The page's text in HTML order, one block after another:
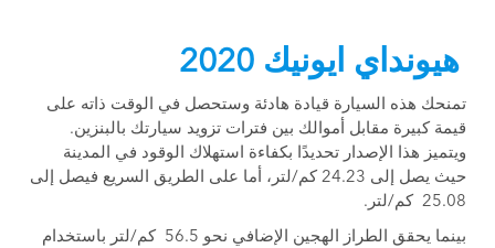
هيونداي ايونيك 2020
تمنحك هذه السيارة قيادة هادئة وستحصل في الوقت ذاته على
قيمة كبيرة مقابل أموالك بين فترات تزويد سيارتك بالبنزين.
ويتميز هذا الإصدار تحديدًا بكفاءة استهلاك الوقود في المدينة
حيث يصل إلى 24.23 كم/لتر، أما على الطريق السريع فيصل إلى
25.08 كم/لتر.
بينما يحقق الطراز الهجين الإضافي نحو 56.5 كم/لتر باستخدام